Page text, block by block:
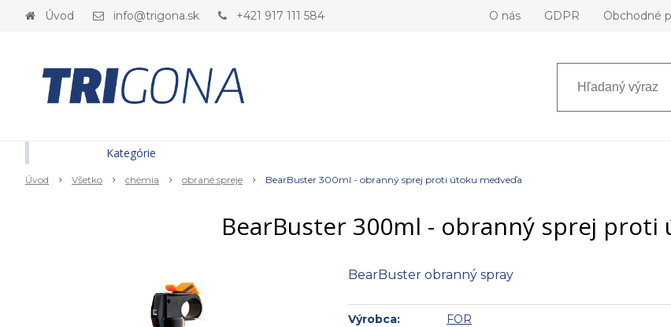
Úvod info@trigona.sk +421 917 111 584 O nás GDPR Obchodné
Úvod Všetko chémia obrané spreje BearBuster 300ml - obranný sprej proti útoku medveďa
BearBuster 300ml - obranný sprej proti
BearBuster obranný spray
Výrobca: FOR
Kategórie